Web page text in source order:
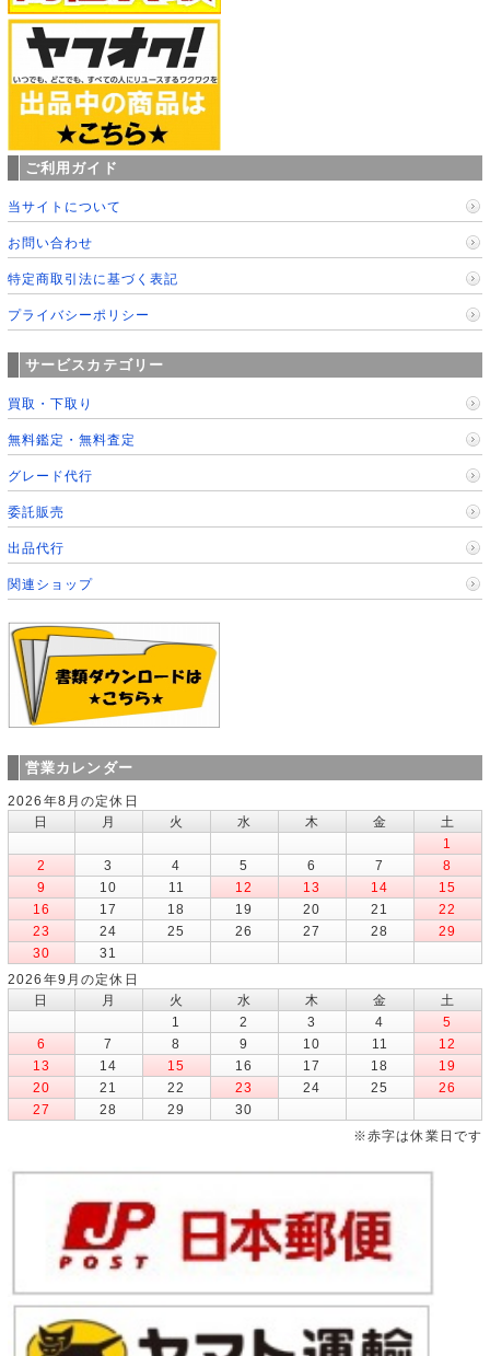
ご利用ガイド
当サイトについて
お問い合わせ
特定商取引法に基づく表記
プライバシーポリシー
サービスカテゴリー
買取・下取り
無料鑑定・無料査定
グレード代行
委託販売
出品代行
関連ショップ
営業カレンダー
2026年8月の定休日
日
月 火 水 木 金
土
1
2
3 4 5 6 7
8
9
10 11 12 13 14
15
16
17 18 19 20 21
22
23
24 25 26 27 28
29
30
31
2026年9月の定休日
日
月 火 水 木 金
土
1
2 3 4
5
6
7 8 9 10 11
12
13
14 15 16 17 18
19
20
21 22 23 24 25
26
27
28 29
30
※赤字は休業日です